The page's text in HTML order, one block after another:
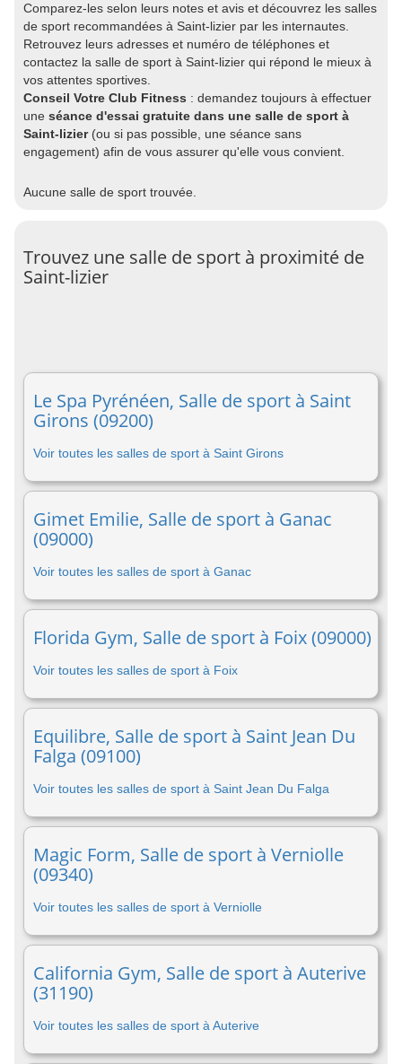
Comparez-les selon leurs notes et avis et découvrez les salles
de sport recommandées à Saint-lizier par les internautes.
Retrouvez leurs adresses et numéro de téléphones et
contactez la salle de sport à Saint-lizier qui répond le mieux à
vos attentes sportives.
Conseil Votre Club Fitness : demandez toujours à effectuer
une séance d'essai gratuite dans une salle de sport à
Saint-lizier(ou si pas possible, une séance sans
engagement) afin de vous assurer qu'elle vous convient.
Aucune salle de sport trouvée.
Trouvez une salle de sport à proximité de
Saint-lizier
Le Spa Pyrénéen, Salle de sport à Saint
Girons (09200)
Voir toutes les salles de sport à Saint Girons
Gimet Emilie, Salle de sport à Ganac
(09000)
Voir toutes les salles de sport à Ganac
Florida Gym, Salle de sport à Foix (09000)
Voir toutes les salles de sport à Foix
Equilibre, Salle de sport à Saint Jean Du
Falga (09100)
Voir toutes les salles de sport à Saint Jean Du Falga
Magic Form, Salle de sport à Verniolle
(09340)
Voir toutes les salles de sport à Verniolle
California Gym, Salle de sport à Auterive
(31190)
Voir toutes les salles de sport à Auterive